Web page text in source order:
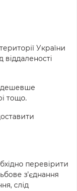
України
віддаленості
дешевше
тощо.
перевірити
з’єднання
слід